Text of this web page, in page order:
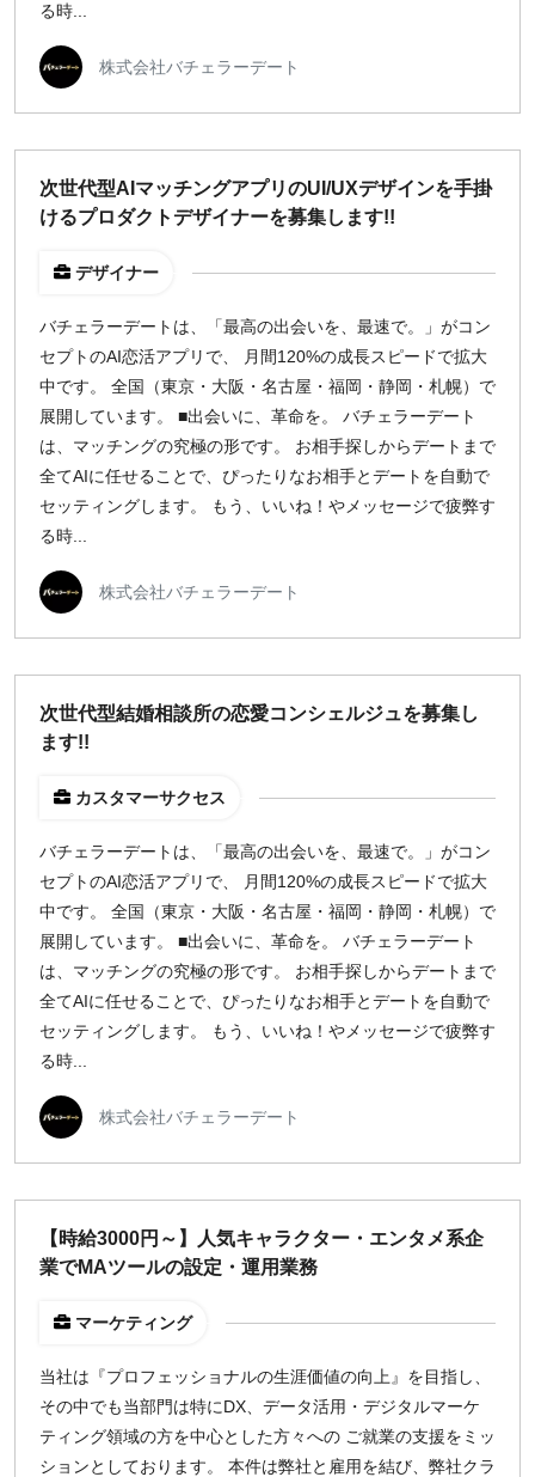
る時...
株式会社バチェラーデート
次世代型AIマッチングアプリのUI/UXデザインを手掛
けるプロダクトデザイナーを募集します!!
デザイナー
バチェラーデートは、「最高の出会いを、最速で。」がコン
セプトのAI恋活アプリで、 月間120%の成長スピードで拡大
中です。 全国（東京・大阪・名古屋・福岡・静岡・札幌）で
展開しています。 ■出会いに、革命を。 バチェラーデート
は、マッチングの究極の形です。 お相手探しからデートまで
全てAIに任せることで、ぴったりなお相手とデートを自動で
セッティングします。 もう、いいね！やメッセージで疲弊す
る時...
株式会社バチェラーデート
次世代型結婚相談所の恋愛コンシェルジュを募集し
ます!!
カスタマーサクセス
バチェラーデートは、「最高の出会いを、最速で。」がコン
セプトのAI恋活アプリで、 月間120%の成長スピードで拡大
中です。 全国（東京・大阪・名古屋・福岡・静岡・札幌）で
展開しています。 ■出会いに、革命を。 バチェラーデート
は、マッチングの究極の形です。 お相手探しからデートまで
全てAIに任せることで、ぴったりなお相手とデートを自動で
セッティングします。 もう、いいね！やメッセージで疲弊す
る時...
株式会社バチェラーデート
【時給3000円～】人気キャラクター・エンタメ系企
業でMAツールの設定・運用業務
マーケティング
当社は『プロフェッショナルの生涯価値の向上』を目指し、
その中でも当部門は特にDX、データ活用・デジタルマーケ
ティング領域の方を中心とした方々への ご就業の支援をミッ
ションとしております。 本件は弊社と雇用を結び、弊社クラ